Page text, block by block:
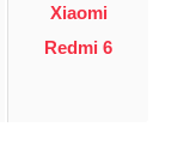
Xiaomi
Redmi 6